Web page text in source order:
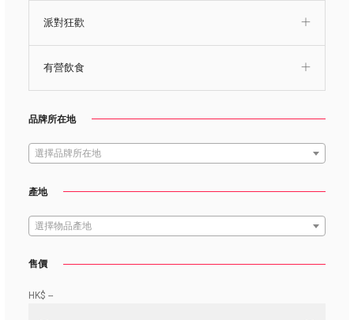
派對狂歡
有營飲食
品牌所在地
選擇品牌所在地
產地
選擇物品產地
售價
HK$ --